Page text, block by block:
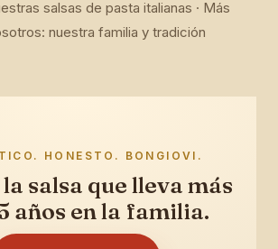
salsas de pasta italianas · Más
nuestra familia y tradición
HONESTO. BONGIOVI.
salsa que lleva más
años en la familia.